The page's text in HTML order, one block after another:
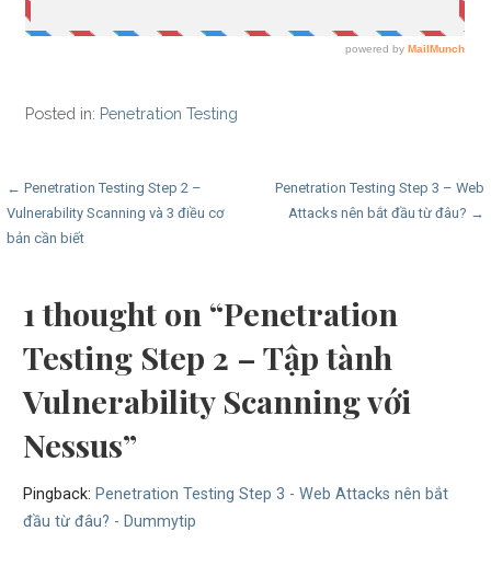
Posted in: Penetration Testing
Post
navigation
← Penetration Testing Step 2 –
Vulnerability Scanning và 3 điều cơ
bản cần biết
Penetration Testing Step 3 – Web
Attacks nên bắt đầu từ đâu? →
1 thought on “Penetration
Testing Step 2 – Tập tành
Vulnerability Scanning với
Nessus”
Pingback: Penetration Testing Step 3 - Web Attacks nên bắt
đầu từ đâu? - Dummytip